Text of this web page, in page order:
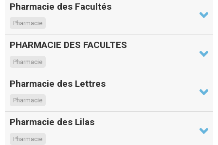
Pharmacie des Facultés
Pharmacie
PHARMACIE DES FACULTES
Pharmacie
Pharmacie des Lettres
Pharmacie
Pharmacie des Lilas
Pharmacie